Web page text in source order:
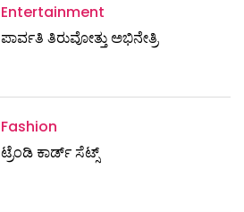
Entertainment
ಪಾರ್ವತಿ ತಿರುವೋತ್ತು ಅಭಿನೇತ್ರಿ
Fashion
ಟ್ರೆಂಡಿ ಕಾರ್ಡ್‌ ಸೆಟ್ಸ್